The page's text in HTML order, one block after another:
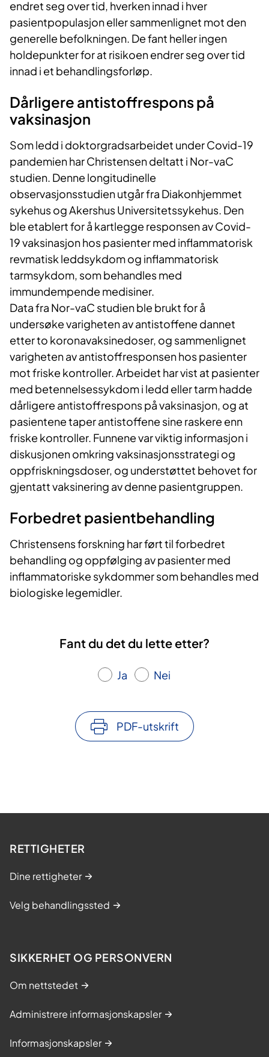
endret seg over tid, hverken innad i hver
pasientpopulasjon eller sammenlignet mot den
generelle befolkningen. De fant heller ingen
holdepunkter for at risikoen endrer seg over tid
innad i et behandlingsforløp.
Dårligere antistoffrespons på
vaksinasjon
Som ledd i doktorgradsarbeidet under Covid-19
pandemien har Christensen deltatt i Nor-vaC
studien. Denne longitudinelle
observasjonsstudien utgår fra Diakonhjemmet
sykehus og Akershus Universitetssykehus. Den
ble etablert for å kartlegge responsen av Covid-
19 vaksinasjon hos pasienter med inflammatorisk
revmatisk leddsykdom og inflammatorisk
tarmsykdom, som behandles med
immundempende medisiner.
Data fra Nor-vaC studien ble brukt for å
undersøke varigheten av antistoffene dannet
etter to koronavaksinedoser, og sammenlignet
varigheten av antistoffresponsen hos pasienter
mot friske kontroller. Arbeidet har vist at pasienter
med betennelsessykdom i ledd eller tarm hadde
dårligere antistoffrespons på vaksinasjon, og at
pasientene taper antistoffene sine raskere enn
friske kontroller. Funnene var viktig informasjon i
diskusjonen omkring vaksinasjonsstrategi og
oppfriskningsdoser, og understøttet behovet for
gjentatt vaksinering av denne pasientgruppen.
Forbedret pasientbehandling
Christensens forskning har ført til forbedret
behandling og oppfølging av pasienter med
inflammatoriske sykdommer som behandles med
biologiske legemidler.
Fant du det du lette etter?
Ja Nei
PDF-utskrift
RETTIGHETER
Dine rettigheter
Velg behandlingssted
SIKKERHET OG PERSONVERN
Om nettstedet
Administrere informasjonskapsler
Informasjonskapsler